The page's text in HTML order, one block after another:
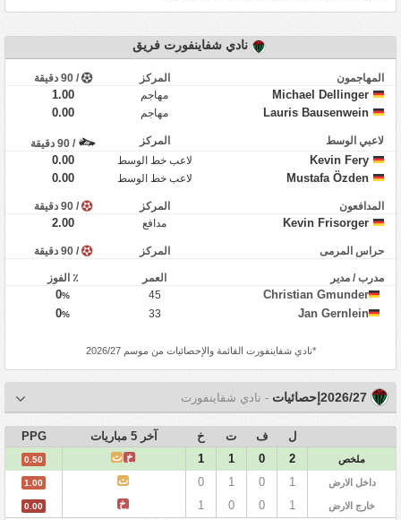
نادي شفاينفورت فريق
المهاجمون المركز / 90 دقيقة
Michael Dellinger مهاجم
1.00
Lauris Bausenwein
مهاجم 0.00
لاعبي الوسط المركز / 90 دقيقة
Kevin Fery لاعب خط الوسط
0.00
Mustafa Özden
لاعب خط الوسط 0.00
المدافعون المركز / 90 دقيقة
Kevin Frisorger مدافع 2.00
حراس المرمى المركز / 90 دقيقة
مدرب / مدير العمر ٪ الفوز
Christian Gmunder
45
0%
Jan Gernlein
33
0%
*نادي شفاينفورت القائمة والإحصائيات من موسم 2026/27
2026/27إحصائيات - نادي شفاينفورت
ل ف ت خ آخر 5 مباريات PPG
ملخص 2
0
1
1 خ ت 0.50
داخل الارض 1
0
1
0 ت 1.00
خارج الارض 1
0
0
1 خ 0.00